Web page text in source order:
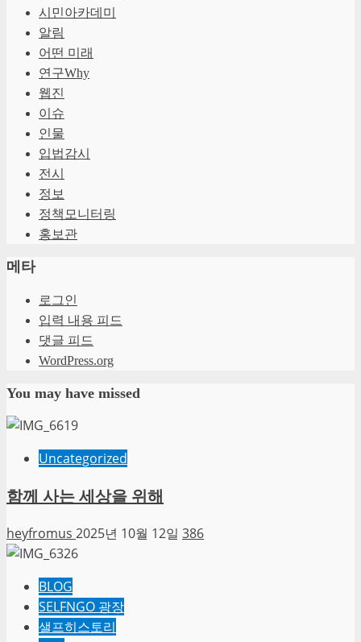
시민아카데미
알림
어떤 미래
연구Why
웹진
이슈
인물
입법감시
전시
정보
정책모니터링
홍보관
메타
로그인
입력 내용 피드
댓글 피드
WordPress.org
You may have missed
Uncategorized
함께 사는 세상을 위해
heyfromus 2025년 10월 12일 386
BLOG
SELFNGO 광장
샐프히스토리